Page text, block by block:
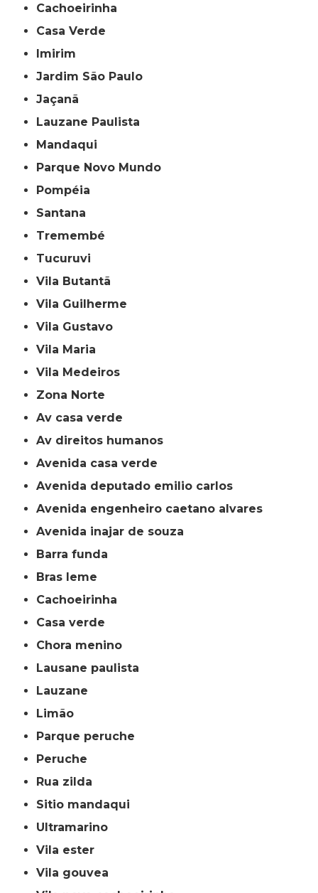
Cachoeirinha
Casa Verde
Imirim
Jardim São Paulo
Jaçanã
Lauzane Paulista
Mandaqui
Parque Novo Mundo
Pompéia
Santana
Tremembé
Tucuruvi
Vila Butantã
Vila Guilherme
Vila Gustavo
Vila Maria
Vila Medeiros
Zona Norte
av casa verde
av direitos humanos
avenida casa verde
avenida deputado emilio carlos
avenida engenheiro caetano alvares
avenida inajar de souza
barra funda
bras leme
cachoeirinha
casa verde
chora menino
lausane paulista
lauzane
limão
parque peruche
peruche
rua zilda
sitio mandaqui
ultramarino
vila ester
vila gouvea